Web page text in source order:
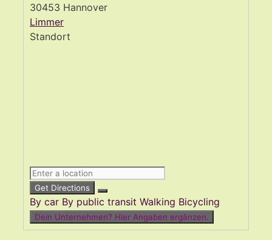
30453 Hannover
Limmer
Standort
Get Directions
By car By public transit Walking Bicycling
Dein Unternehmen? Hier Angaben ergänzen.